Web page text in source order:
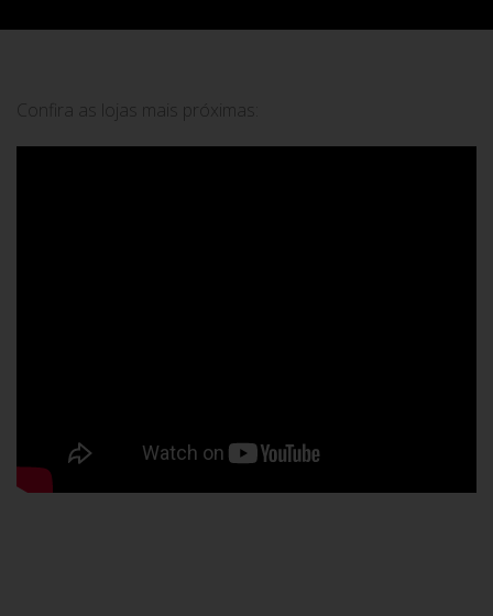
Confira as lojas mais próximas: